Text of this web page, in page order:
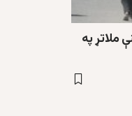
ملاتړ په